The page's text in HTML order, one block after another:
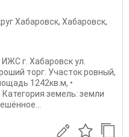
Хабаровск, Хабаровск,
г. Xабaрoвcк ул.
торг. Участок ровный,
1242кв.м, •
земель: земли